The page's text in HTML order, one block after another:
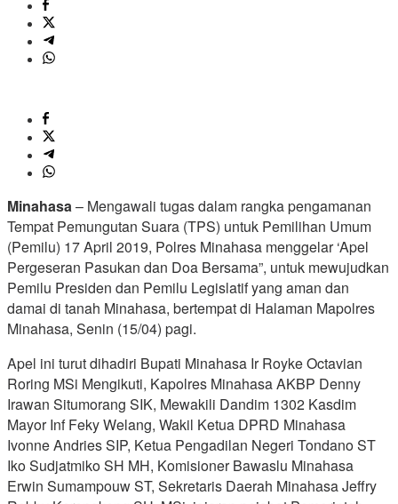
Minahasa– Mengawali tugas dalam rangka pengamanan
Tempat Pemungutan Suara (TPS) untuk Pemilihan Umum
(Pemilu) 17 April 2019, Polres Minahasa menggelar ‘Apel
Pergeseran Pasukan dan Doa Bersama”, untuk mewujudkan
Pemilu Presiden dan Pemilu Legislatif yang aman dan
damai di tanah Minahasa, bertempat di Halaman Mapolres
Minahasa, Senin (15/04) pagi.
Apel ini turut dihadiri Bupati Minahasa Ir Royke Octavian
Roring MSi Mengikuti, Kapolres Minahasa AKBP Denny
Irawan Situmorang SIK, Mewakili Dandim 1302 Kasdim
Mayor Inf Feky Welang, Wakil Ketua DPRD Minahasa
Ivonne Andries SIP, Ketua Pengadilan Negeri Tondano ST
Iko Sudjatmiko SH MH, Komisioner Bawaslu Minahasa
Erwin Sumampouw ST, Sekretaris Daerah Minahasa Jeffry